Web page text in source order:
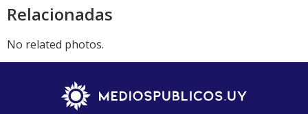
Relacionadas
No related photos.